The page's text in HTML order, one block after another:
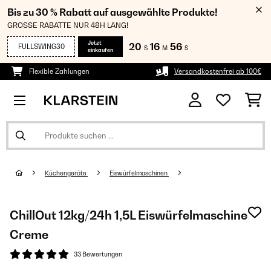
Bis zu 30 % Rabatt auf ausgewählte Produkte!
GROSSE RABATTE NUR 48H LANG!
FULLSWING30
Jetzt
einkaufen
20 S 16 M 56 S
Flexible Zahlungen Versandkostenfrei ab 100€
Küchengeräte Eiswürfelmaschinen
ChillOut 12kg/24h 1,5L Eiswürfelmaschine
Creme
33 Bewertungen